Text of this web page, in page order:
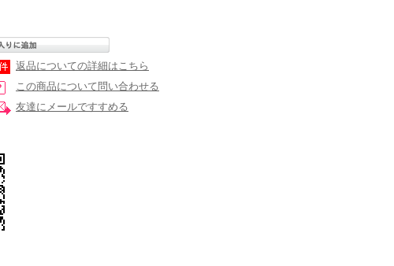
返品についての詳細はこちら
この商品について問い合わせる
友達にメールですすめる